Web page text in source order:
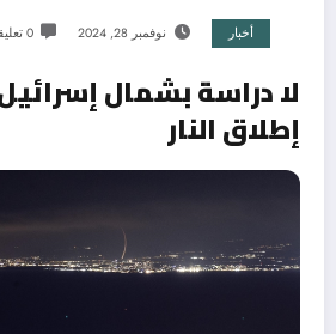
أخبار نوفمبر 28, 2024 0 تعليقات
لا دراسة بشمال
إطلاق النار